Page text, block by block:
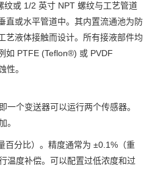
纹或 1/2 英寸 NPT 螺纹与工艺管道
直或水平管道中。其内置流通池为防
艺液体接触而设计。所有接液部件均
如 PTFE (Teflon®) 或 PVDF
性。
一个变送器可以运行两个传感器。
。
百分比）。精度通常为 ±0.1%（重
温度补偿。可以配置过低浓度和过